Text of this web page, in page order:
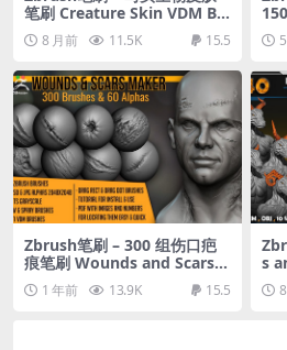
笔刷 Creature Skin VDM Br
ush Vol 16
8 月前 11.5K 15.5
Zbrush笔刷 – 300 组伤口疤
痕笔刷 Wounds and Scars
Maker: 300 ZBrush Brushes
And 60 Alphas
1 年前 13.9K 15.5
s